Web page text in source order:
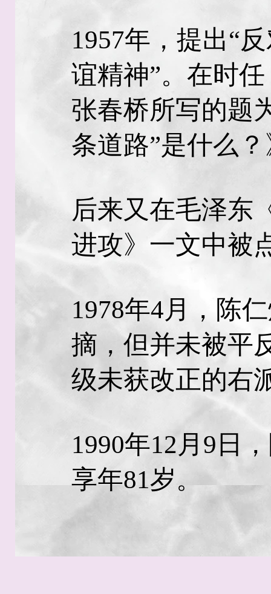
1957年，提出“
谊精神”。在时
张春桥所写的题
条道路”是什么
后来又在毛泽东
进攻》一文中被
1978年4月，陈
摘，但并未被平
级未获改正的右
1990年12月9日
享年81岁。